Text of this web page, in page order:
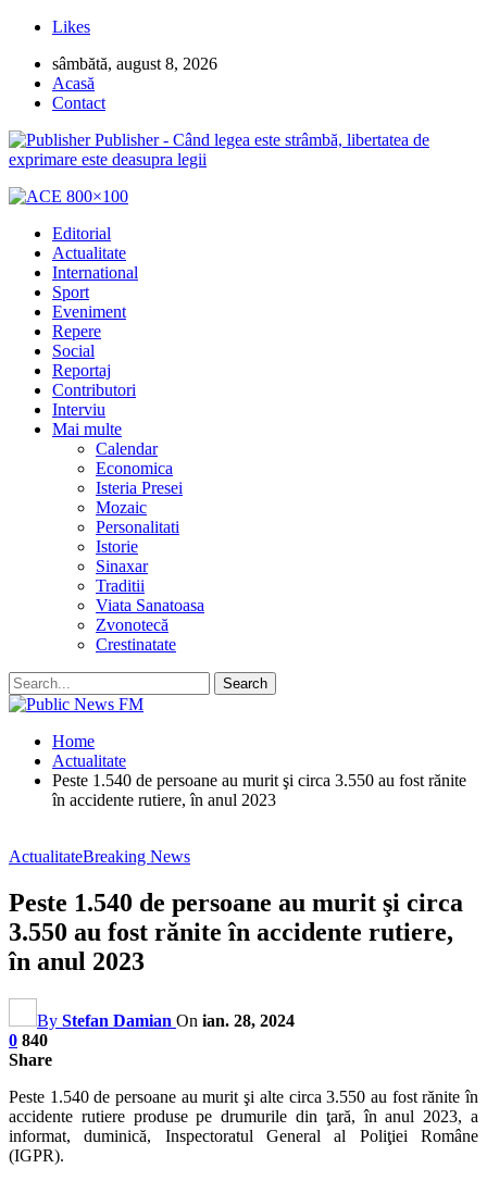
Likes
sâmbătă, august 8, 2026
Acasă
Contact
Publisher - Când legea este strâmbă, libertatea de
exprimare este deasupra legii
Editorial
Actualitate
International
Sport
Eveniment
Repere
Social
Reportaj
Contributori
Interviu
Mai multe
Calendar
Economica
Isteria Presei
Mozaic
Personalitati
Istorie
Sinaxar
Traditii
Viata Sanatoasa
Zvonotecă
Crestinatate
Home
Actualitate
Peste 1.540 de persoane au murit şi circa 3.550 au fost rănite
în accidente rutiere, în anul 2023
ActualitateBreaking News
Peste 1.540 de persoane au murit şi circa
3.550 au fost rănite în accidente rutiere,
în anul 2023
By Stefan Damian On ian. 28, 2024
0 840
Share
Peste 1.540 de persoane au murit şi alte circa 3.550 au fost rănite în
accidente rutiere produse pe drumurile din ţară, în anul 2023, a
informat, duminică, Inspectoratul General al Poliţiei Române
(IGPR).